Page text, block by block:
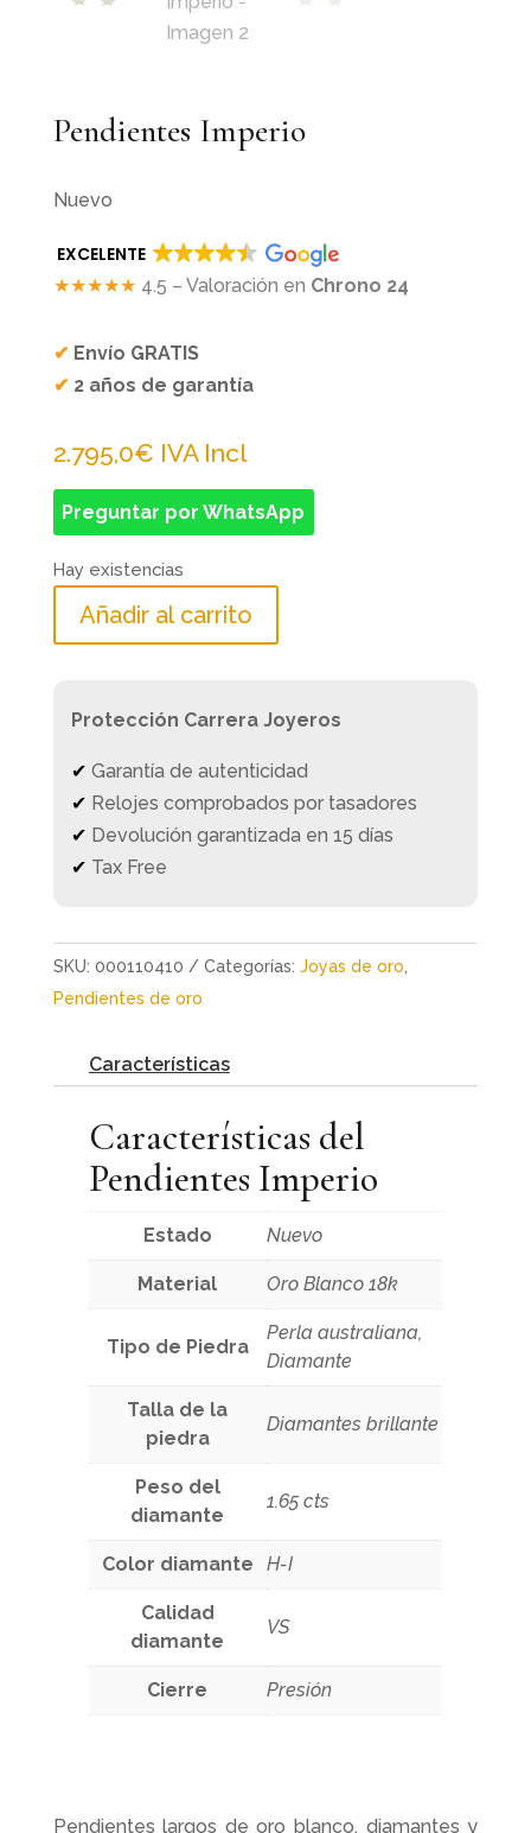
Pendientes Imperio
Nuevo
EXCELENTE
★★★★★ 4.5 – Valoración en Chrono 24
✔ Envío GRATIS
✔ 2 años de garantía
2.795,0€ IVA Incl
Preguntar por WhatsApp
Hay existencias
Añadir al carrito
Protección Carrera Joyeros
✔ Garantía de autenticidad
✔ Relojes comprobados por tasadores
✔ Devolución garantizada en 15 días
✔ Tax Free
SKU: 000110410 Categorías: Joyas de oro
Pendientes de oro
Características
Características del
Pendientes Imperio
Estado Nuevo
Material Oro Blanco 18k
Tipo de Piedra
Perla australiana,
Diamante
Talla de la
piedra
Diamantes brillante
Peso del
diamante
1.65 cts
Color diamante H-I
Calidad
diamante
VS
Cierre Presión
Pendientes largos de oro blanco, diamantes y